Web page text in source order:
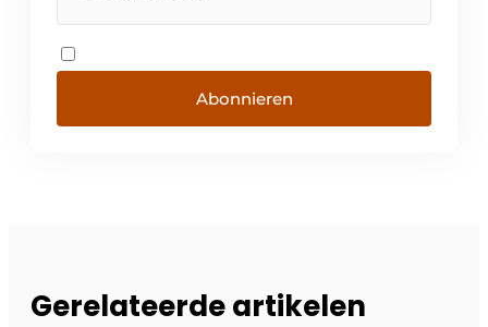
Abonnieren
Gerelateerde artikelen